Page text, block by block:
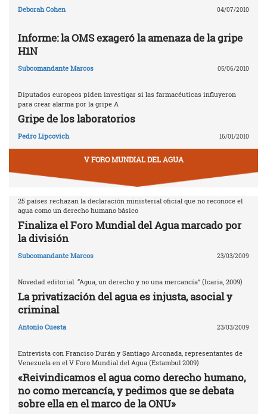
Deborah Cohen 04/07/2010
Informe: la OMS exageró la amenaza de la gripe
H1N
Subcomandante Marcos 05/06/2010
Diputados europeos piden investigar si las farmacéuticas influyeron
para crear alarma por la gripe A
Gripe de los laboratorios
Pedro Lipcovich 16/01/2010
V FORO MUNDIAL DEL AGUA
25 países rechazan la declaración ministerial oficial que no reconoce el
agua como un derecho humano básico
Finaliza el Foro Mundial del Agua marcado por
la división
Subcomandante Marcos 23/03/2009
Novedad editorial. “Agua, un derecho y no una mercancía” (Icaria, 2009)
La privatización del agua es injusta, asocial y
criminal
Antonio Cuesta 23/03/2009
Entrevista con Franciso Durán y Santiago Arconada, representantes de
Venezuela en el V Foro Mundial del Agua (Estambul 2009)
«Reivindicamos el agua como derecho humano,
no como mercancía, y pedimos que se debata
sobre ella en el marco de la ONU»